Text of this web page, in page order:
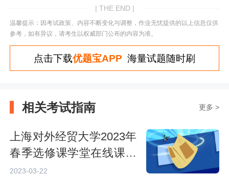
| THE END |
温馨提示：因考试政策、内容不断变化与调整，作业无忧提供的以上信息仅供
参考，如有异议，请考生以权威部门公布的内容为准。
点击下载优题宝APP 海量试题随时刷
相关考试指南 更多 >
上海对外经贸大学2023年
春季选修课学堂在线课程
学习指南
2023-03-22